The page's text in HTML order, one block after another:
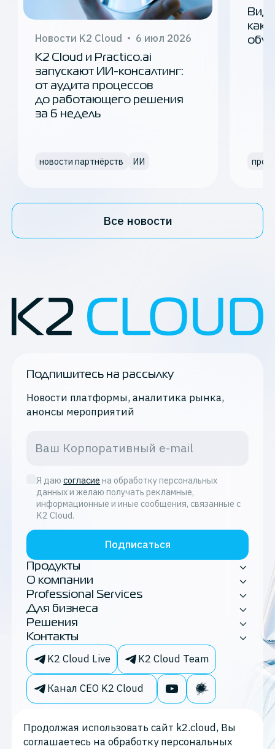
Новости K2 Cloud 6 июл 2026
K2 Cloud и Practico.ai
запускают ИИ-консалтинг:
от аудита процессов
до работающего решения
за 6 недель
новости партнёрств ИИ
как
Все новости
Подпишитесь на рассылку
Новости платформы, аналитика рынка,
анонсы мероприятий
Я даю согласие на обработку персональных
данных и желаю получать рекламные,
информационные и иные сообщения, связанные с
K2 Cloud.
Подписаться
Продукты
О компании
Professional Services
Для бизнеса
Решения
Контакты
K2 Cloud Live K2 Cloud Team
Канал CEO K2 Cloud
Продолжая использовать сайт k2.cloud, Вы
соглашаетесь на обработку персональных